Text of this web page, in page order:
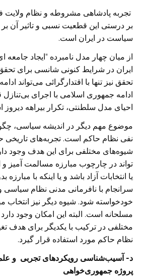
تجربه پادشاهی مشروطه و نظام ولایت
بر درستی این قطعیت نسبی و تاثیر آن بر
سیاست در ایران است.
از میان چهار مدل نامبرده “ایجاد جامعه
ایران در شرایط کنونی شانسی برای
تحقق نیز تنها با اقتدارگرائی می‌تواند
ادامه جمهوری اسلامی با اجرای
احیای مدل سلطنتی، تکرار بیراهه
موضوع مهم دیگر در اندیشه سیاسی،
نفی نظام حاکم است. تجربه‌های تاریخی
شیوه‌های مختلفی برای این هدف وجود
تواند در چارچوب مبارزه مسالمت آمیز
یا انتخابات آزاد باشد و یا اینکه با
سرانجام با نافرمانی مدنی نظام سیاسی
خودخواسته شود. شیوه دیگر نیز انتخاب
مسلحانه است. البته این امکان وجود
مختلفی در ترکیب با یکدیگر برای هدف
نظام حاکم مورد استفاده قرار گیرد.
د- آسیب‌شناسی رویکرد‌های تجربی و
پروژه جمهوری‌خواهی